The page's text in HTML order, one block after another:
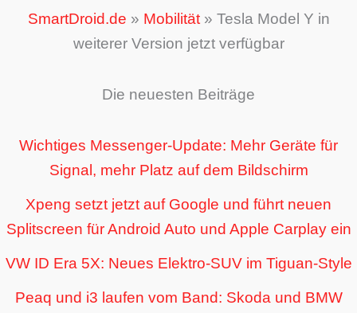
SmartDroid.de » Mobilität» Tesla Model Y in
weiterer Version jetzt verfügbar
Die neuesten Beiträge
Wichtiges Messenger-Update: Mehr Geräte für
Signal, mehr Platz auf dem Bildschirm
Xpeng setzt jetzt auf Google und führt neuen
Splitscreen für Android Auto und Apple Carplay ein
VW ID Era 5X: Neues Elektro-SUV im Tiguan-Style
Peaq und i3 laufen vom Band: Skoda und BMW